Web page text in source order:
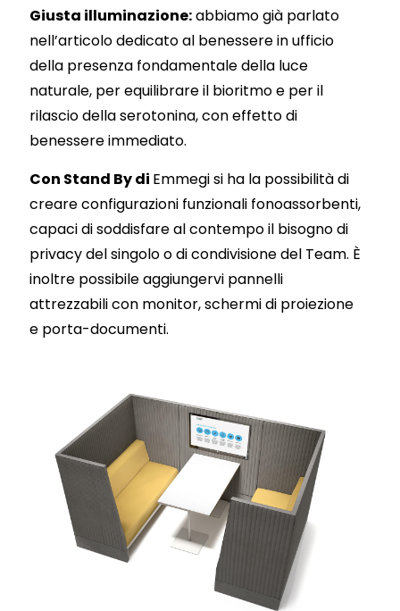
Giusta illuminazione:abbiamo già parlato
nell’articolo dedicato al benessere in ufficio
della presenza fondamentale della luce
naturale, per equilibrare il bioritmo e per il
rilascio della serotonina, con effetto di
benessere immediato.
Con Stand By di Emmegi si ha la possibilità di
creare configurazioni funzionali fonoassorbenti,
capaci di soddisfare al contempo il bisogno di
privacy del singolo o di condivisione del Team. È
inoltre possibile aggiungervi pannelli
attrezzabili con monitor, schermi di proiezione
e porta-documenti.